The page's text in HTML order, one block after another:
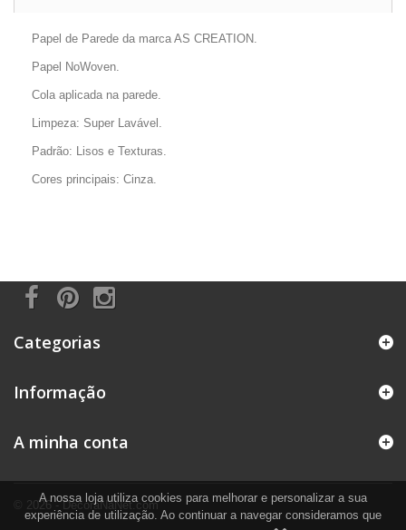
Papel de Parede da marca AS CREATION.
Papel NoWoven.
Cola aplicada na parede.
Limpeza: Super Lavável.
Padrão: Lisos e Texturas.
Cores principais: Cinza.
Categorias
Informação
© 2026 - DecoraNaNet.com
A minha conta
A nossa loja utiliza cookies para melhorar e personalizar a sua
experiência de utilização. Ao continuar a navegar consideramos que